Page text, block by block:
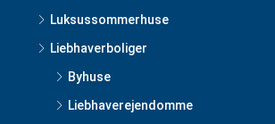
Luksussommerhuse
Liebhaverboliger
Byhuse
Liebhaverejendomme